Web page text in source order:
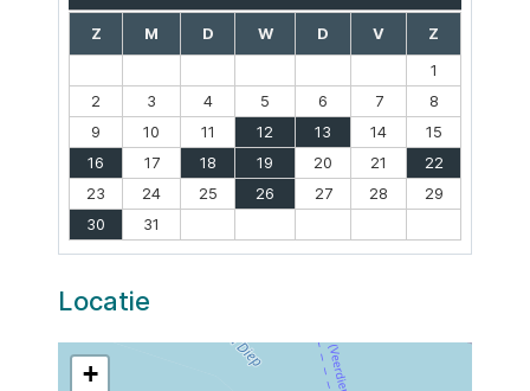
Z M D W D V
Z
1
2
3 4 5 6 7
8
9
10 11 12 13 14
15
16
17 18 19 20 21
22
23
24 25 26 27 28
29
30
31
Locatie
+